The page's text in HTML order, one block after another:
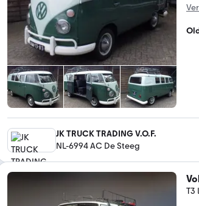
JK TRUCK TRADING V.O.F.
NL-6994 AC De Steeg
T3